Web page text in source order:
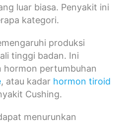
luar biasa. Penyakit ini
kategori.
produksi
tinggi badan. Ini
hormon pertumbuhan
, atau kadar hormon tiroid
Cushing.
menurunkan